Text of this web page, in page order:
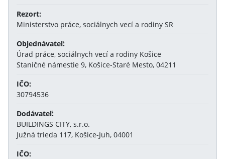
Rezort:
Ministerstvo práce, sociálnych vecí a rodiny SR
Objednávateľ:
Úrad práce, sociálnych vecí a rodiny Košice
Staničné námestie 9, Košice-Staré Mesto, 04211
IČO:
30794536
Dodávateľ:
BUILDINGS CITY, s.r.o.
Južná trieda 117, Košice-Juh, 04001
IČO: